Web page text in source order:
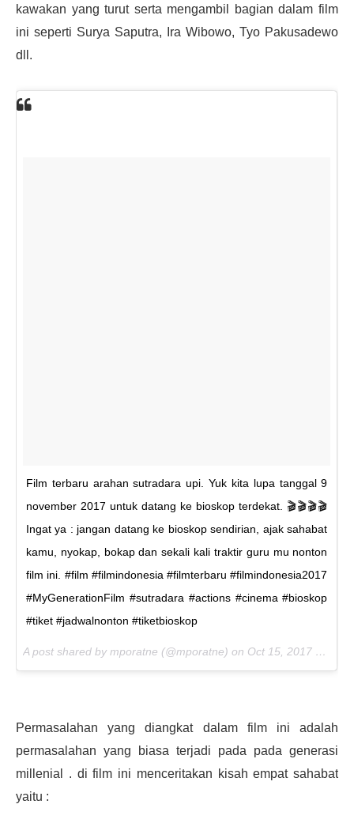
kawakan yang turut serta mengambil bagian dalam film
ini seperti Surya Saputra, Ira Wibowo, Tyo Pakusadewo
dll.
Film terbaru arahan sutradara upi. Yuk kita lupa tanggal 9
november 2017 untuk datang ke bioskop terdekat. 🎬🎬🎬🎬
Ingat ya : jangan datang ke bioskop sendirian, ajak sahabat
kamu, nyokap, bokap dan sekali kali traktir guru mu nonton
film ini. #film #filmindonesia #filmterbaru #filmindonesia2017
#MyGenerationFilm #sutradara #actions #cinema #bioskop
#tiket #jadwalnonton #tiketbioskop
A post shared by mporatne (@mporatne) on Oct 15, 2017 at 6:05pm PDT
Permasalahan yang diangkat dalam film ini adalah
permasalahan yang biasa terjadi pada pada generasi
millenial . di film ini menceritakan kisah empat sahabat
yaitu :